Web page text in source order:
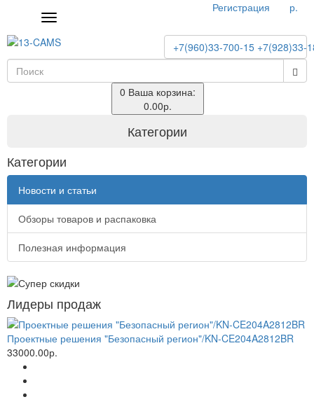
Toggle
Регистрация р.
+7(960)33-700-15 +7(928)33-
0 Ваша корзина:
0.00р.
Категории
Категории
Новости и статьи
Обзоры товаров и распаковка
Полезная информация
Лидеры продаж
Проектные решения "Безопасный регион"/KN-CE204A2812BR
33000.00р.